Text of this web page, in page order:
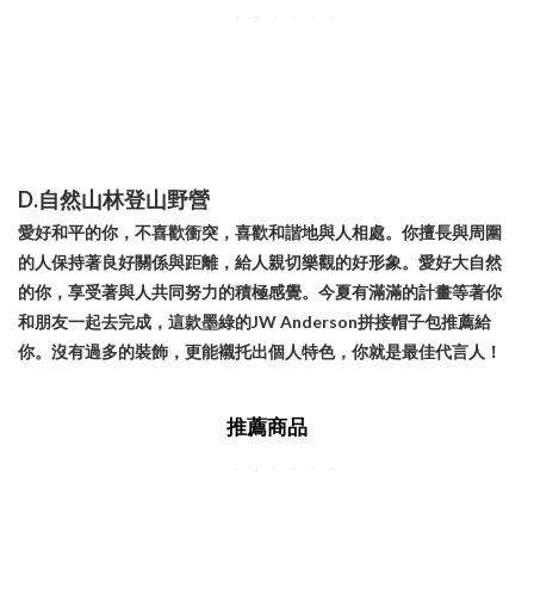
D.自然山林登山野營
愛好和平的你，不喜歡衝突，喜歡和諧地與人相處。你擅長與周圍
的人保持著良好關係與距離，給人親切樂觀的好形象。愛好大自然
的你，享受著與人共同努力的積極感覺。今夏有滿滿的計畫等著你
和朋友一起去完成，這款墨綠的JW Anderson拼接帽子包推薦給
你。沒有過多的裝飾，更能襯托出個人特色，你就是最佳代言人！
推薦商品